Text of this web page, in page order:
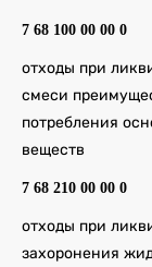
7 68 100 00 00 0
отходы при
смеси
потребления
веществ
7 68 210 00 00 0
отходы при
захоронения